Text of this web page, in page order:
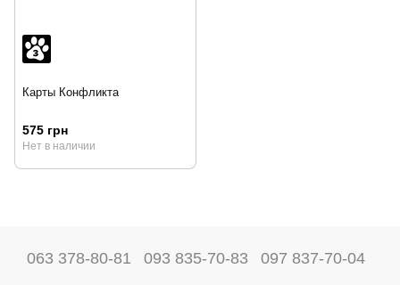
Карты Конфликта
575 грн
Нет в наличии
063 378-80-81 093 835-70-83 097 837-70-04